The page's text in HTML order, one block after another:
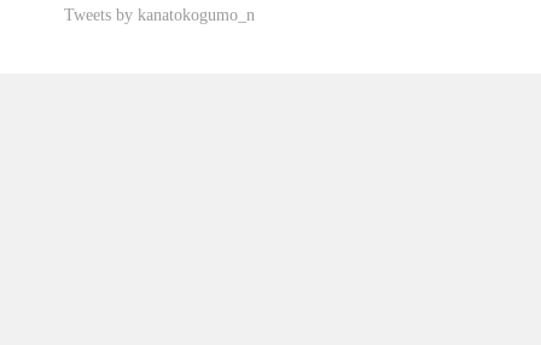
Tweets by kanatokogumo_n